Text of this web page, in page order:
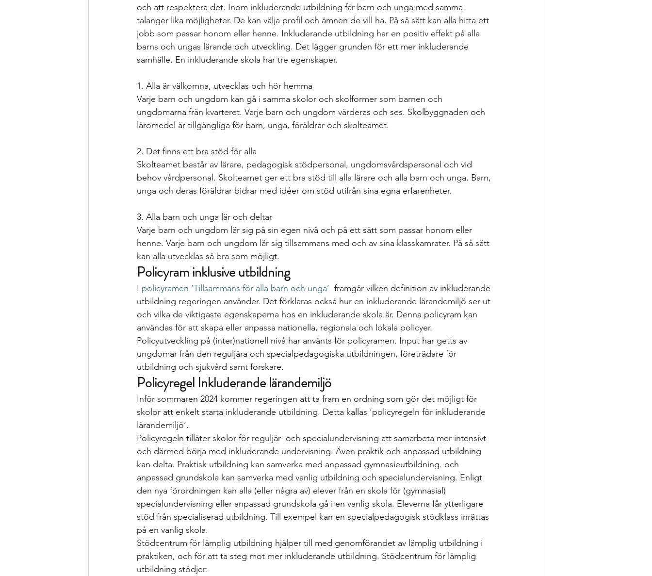
och att respektera det. Inom inkluderande utbildning får barn och unga med samma
talanger lika möjligheter. De kan välja profil och ämnen de vill ha. På så sätt kan alla hitta ett
jobb som passar honom eller henne. Inkluderande utbildning har en positiv effekt på alla
barns och ungas lärande och utveckling. Det lägger grunden för ett mer inkluderande
samhälle. En inkluderande skola har tre egenskaper.
1. Alla är välkomna, utvecklas och hör hemma
Varje barn och ungdom kan gå i samma skolor och skolformer som barnen och
ungdomarna från kvarteret. Varje barn och ungdom värderas och ses. Skolbyggnaden och
läromedel är tillgängliga för barn, unga, föräldrar och skolteamet.
2. Det finns ett bra stöd för alla
Skolteamet består av lärare, pedagogisk stödpersonal, ungdomsvårdspersonal och vid
behov vårdpersonal. Skolteamet ger ett bra stöd till alla lärare och alla barn och unga. Barn,
unga och deras föräldrar bidrar med idéer om stöd utifrån sina egna erfarenheter.
3. Alla barn och unga lär och deltar
Varje barn och ungdom lär sig på sin egen nivå och på ett sätt som passar honom eller
henne. Varje barn och ungdom lär sig tillsammans med och av sina klasskamrater. På så sätt
kan alla utvecklas så bra som möjligt.
Policyram inklusive utbildning
I policyramen ‘Tillsammans för alla barn och unga’ framgår vilken definition av inkluderande
utbildning regeringen använder. Det förklaras också hur en inkluderande lärandemiljö ser ut
och vilka de viktigaste egenskaperna hos en inkluderande skola är. Denna policyram kan
användas för att skapa eller anpassa nationella, regionala och lokala policyer.
Policyutveckling på (inter)nationell nivå har använts för policyramen. Input har getts av
ungdomar från den reguljära och specialpedagogiska utbildningen, företrädare för
utbildning och sjukvård samt forskare.
Policyregel Inkluderande lärandemiljö
Inför sommaren 2024 kommer regeringen att ta fram en ordning som gör det möjligt för
skolor att enkelt starta inkluderande utbildning. Detta kallas ‘policyregeln för inkluderande
lärandemiljö’.
Policyregeln tillåter skolor för reguljär- och specialundervisning att samarbeta mer intensivt
och därmed börja med inkluderande undervisning. Även praktik och anpassad utbildning
kan delta. Praktisk utbildning kan samverka med anpassad gymnasieutbildning. och
anpassad grundskola kan samverka med vanlig utbildning och specialundervisning. Enligt
den nya förordningen kan alla (eller några av) elever från en skola för (gymnasial)
specialundervisning eller anpassad grundskola gå i en vanlig skola. Eleverna får ytterligare
stöd från specialiserad utbildning. Till exempel kan en specialpedagogisk stödklass inrättas
på en vanlig skola.
Stödcentrum för lämplig utbildning hjälper till med genomförandet av lämplig utbildning i
praktiken, och för att ta steg mot mer inkluderande utbildning. Stödcentrum för lämplig
utbildning stödjer: